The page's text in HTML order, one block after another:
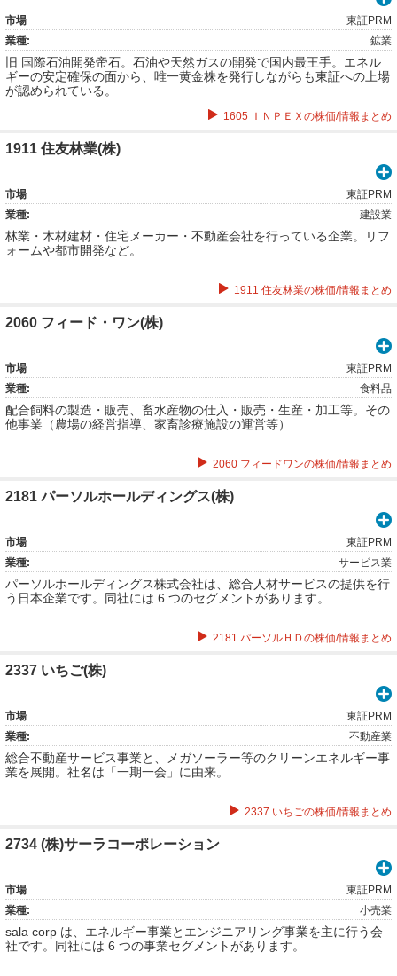
市場
東証PRM
業種:
鉱業
旧 国際石油開発帝石。石油や天然ガスの開発で国内最王手。エネル
ギーの安定確保の面から、唯一黄金株を発行しながらも東証への上場
が認められている。
1605 ＩＮＰＥＸの株価/情報まとめ
1911 住友林業(株)
市場
東証PRM
業種:
建設業
林業・木材建材・住宅メーカー・不動産会社を行っている企業。リフ
ォームや都市開発など。
1911 住友林業の株価/情報まとめ
2060 フィード・ワン(株)
市場
東証PRM
業種:
食料品
配合飼料の製造・販売、畜水産物の仕入・販売・生産・加工等。その
他事業（農場の経営指導、家畜診療施設の運営等）
2060 フィードワンの株価/情報まとめ
2181 パーソルホールディングス(株)
市場
東証PRM
業種:
サービス業
パーソルホールディングス株式会社は、総合人材サービスの提供を行
う日本企業です。同社には 6 つのセグメントがあります。
2181 パーソルＨＤの株価/情報まとめ
2337 いちご(株)
市場
東証PRM
業種:
不動産業
総合不動産サービス事業と、メガソーラー等のクリーンエネルギー事
業を展開。社名は「一期一会」に由来。
2337 いちごの株価/情報まとめ
2734 (株)サーラコーポレーション
市場
東証PRM
業種:
小売業
sala corp は、エネルギー事業とエンジニアリング事業を主に行う会
社です。同社には 6 つの事業セグメントがあります。